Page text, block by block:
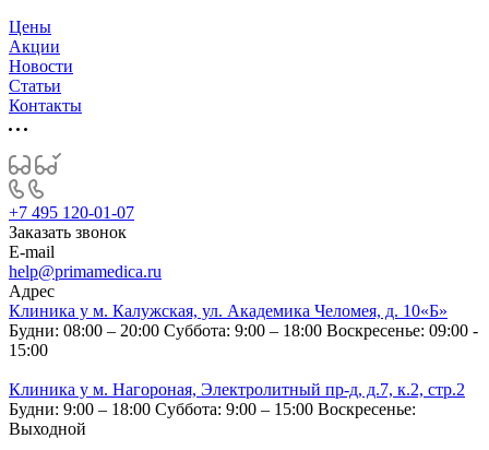
Цены
Акции
Новости
Статьи
Контакты
+7 495 120-01-07
Заказать звонок
E-mail
help@primamedica.ru
Адрес
Клиника у м. Калужская, ул. Академика Челомея, д. 10«Б»
Будни: 08:00 – 20:00 Суббота: 9:00 – 18:00 Воскресенье: 09:00 -
15:00
Клиника у м. Нагороная, Электролитный пр-д, д.7, к.2, стр.2
Будни: 9:00 – 18:00 Суббота: 9:00 – 15:00 Воскресенье:
Выходной